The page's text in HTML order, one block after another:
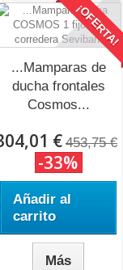
¡OFERTA!
...Mamparas de
ducha frontales
Cosmos...
€ 453,75 €
-33%
Añadir al
carrito
Más